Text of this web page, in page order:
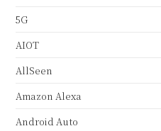
5G
AIOT
AllSeen
Amazon Alexa
Android Auto